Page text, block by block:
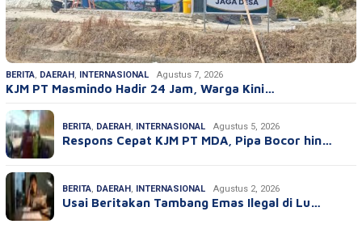
BERITA DAERAH INTERNASIONAL Agustus 7, 2026
KJM PT Masmindo Hadir 24 Jam, Warga Kini…
BERITA DAERAH INTERNASIONAL Agustus 5, 2026
Respons Cepat KJM PT MDA, Pipa Bocor hin…
BERITA DAERAH INTERNASIONAL Agustus 2, 2026
Usai Beritakan Tambang Emas Ilegal di Lu…